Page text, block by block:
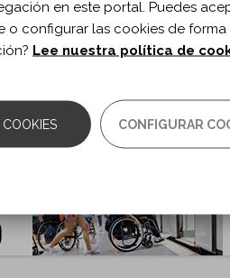
2018;99(9)
Artículo
en este portal. Puedes
o configurar las cookies de forma
Lee nuestra política de
CONFIGURAR